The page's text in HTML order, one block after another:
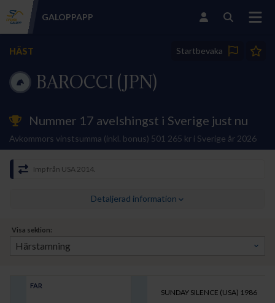
GALOPPAPP
Startbevaka
HÄST
BAROCCI (JPN)
Nummer 17 avelshingst i Sverige just nu
Avkommors vinstsumma (inkl. bonus) 501 265 kr i Sverige år 2026
Imp från USA 2014.
Detaljerad information
Visa sektion:
FAR
SUNDAY SILENCE (USA) 1986